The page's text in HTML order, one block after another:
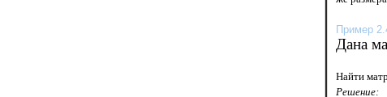
Пример
Дана
Найти
Решение: